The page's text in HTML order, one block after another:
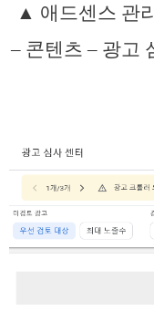
▲ 애드센스 관
– 콘텐츠 – 광고